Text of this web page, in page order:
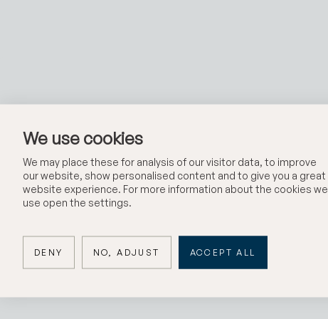
We use cookies
We may place these for analysis of our visitor data, to improve
our website, show personalised content and to give you a great
website experience. For more information about the cookies we
use open the settings.
DENY NO, ADJUST ACCEPT ALL